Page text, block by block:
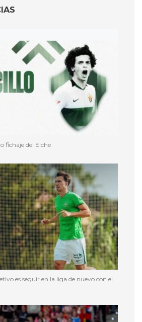
fichaje del Elche
es seguir en la liga de nuevo con el